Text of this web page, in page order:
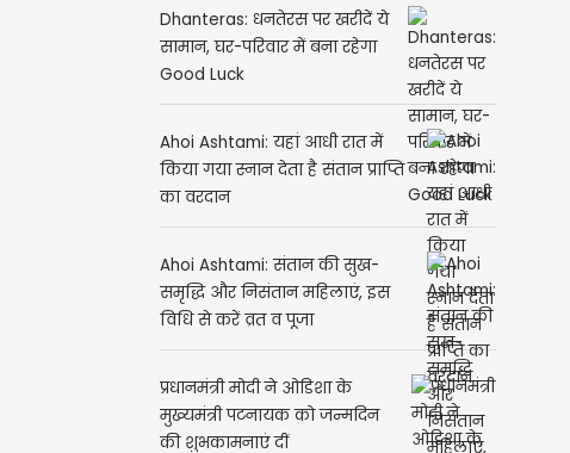
Most Read Stories
Dhanteras: धनतेरस पर खरीदें ये
सामान, घर-परिवार में बना रहेगा
Ahoi Ashtami: यहां आधी रात में
किया गया स्नान देता है संतान प्राप्ति
Ahoi Ashtami: संतान की सुख-
समृद्धि और निसंतान महिलाएं, इस
प्रधानमंत्री मोदी ने ओडिशा के